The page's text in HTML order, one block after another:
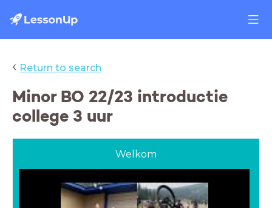
‹ Return to search
Minor BO 22/23 introductie
college 3 uur
Welkom